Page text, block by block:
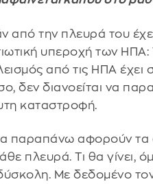
από την πλευρά του
υπεροχή των ΗΠΑ:
από τις ΗΠΑ έχει
δεν διανοείται να
καταστροφή.
παραπάνω αφορούν τα
πλευρά. Τι θα
δύσκολη. Με δεδομένο